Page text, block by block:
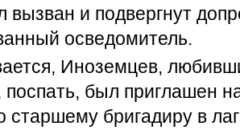
вызван и подвергнут
осведомитель.
Иноземцев,
поспать, был приглашен
старшему бригадиру в